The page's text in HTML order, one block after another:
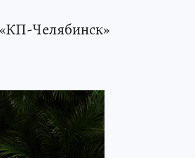
Челябинск»